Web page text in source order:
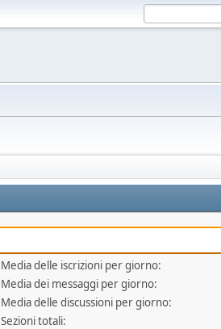
Media delle iscrizioni per giorno:
Media dei messaggi per giorno:
Media delle discussioni per giorno:
Sezioni totali: